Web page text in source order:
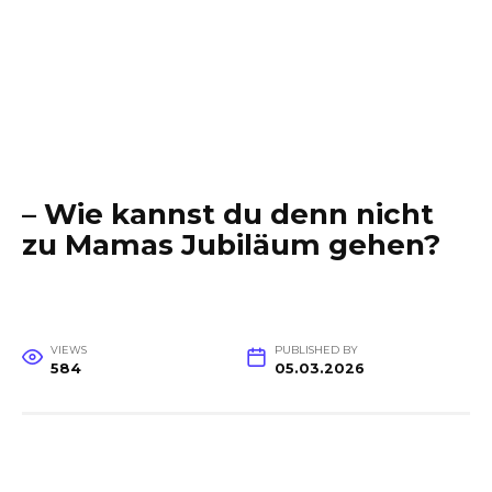
– Wie kannst du denn nicht
zu Mamas Jubiläum gehen?
VIEWS
584
PUBLISHED BY
05.03.2026